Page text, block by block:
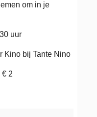
om in je
uur
Kino bij Tante Nino
€ 2